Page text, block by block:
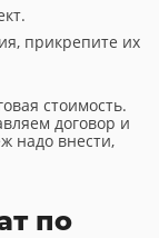
прикрепите их
стоимость.
договор и
надо внести,
по